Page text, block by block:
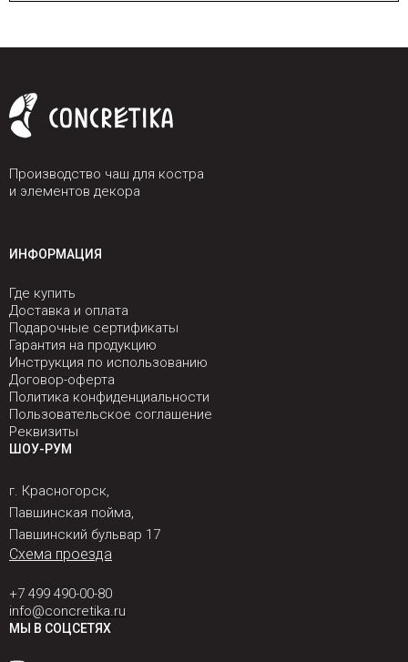
Производство чаш для костра
и элементов декора
ИНФОРМАЦИЯ
Где купить
Доставка и оплата
Подарочные сертификаты
Гарантия на продукцию
Инструкция по использованию
Договор-оферта
Политика конфиденциальности
Пользовательское соглашение
Реквизиты
ШОУ-РУМ
г. Красногорск,
Павшинская пойма,
Павшинский бульвар 17
Схема проезда
+7 499 490-00-80
info@concretika.ru
МЫ В СОЦСЕТЯХ